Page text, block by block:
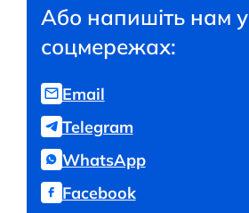
Або напишіть нам у
соцмережах:
Email
Telegram
WhatsApp
Facebook